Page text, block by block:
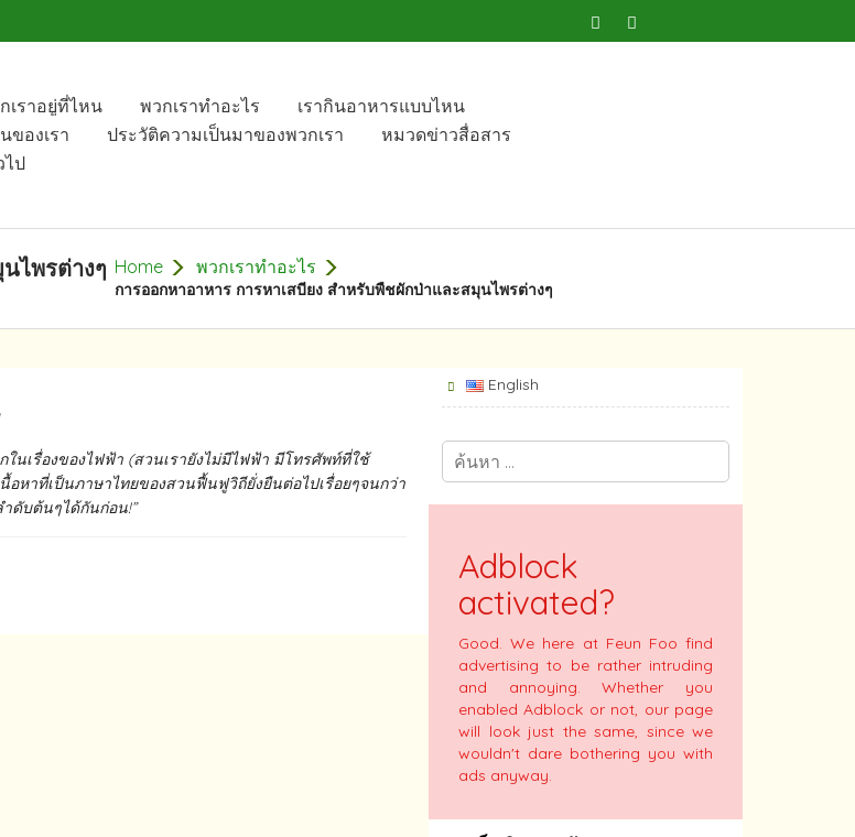
เราอยู่ที่ไหน พวกเราทำอะไร
เรากินอาหารแบบไหน​
ของเรา
ประวัติความเป็นมาของพวกเรา
หมวดข่าวสื่อสาร
ป​
ไพรต่างๆ​ Home พวกเราทำอะไร
การออกหาอาหาร​ การหาเสบียง​ สำหรับพืชผักป่าและสมุนไพรต่างๆ​
ในเรื่องของไฟฟ้า​ (สวนเรายังไม่มีไฟฟ้า​ มีโทรศัพท์​ที่ใช้
อหาที่เป็นภาษาไทยของสวนฟื้นฟู​วิถี​ยั่งยืนต่อ​ไปเรื่อยๆจนกว่า
ดับต้นๆได้กันก่อน!”
English
Adblock
activated?
Good. We here at Feun Foo find
advertising to be rather intruding
and annoying. Whether you
enabled Adblock or not, our page
will look just the same, since we
wouldn't dare bothering you with
ads anyway.